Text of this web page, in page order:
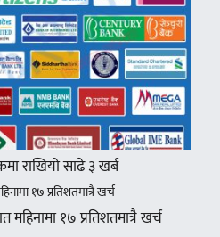
राखियो साढे ३ खर्ब
१७ प्रतिशतमात्रै खर्च